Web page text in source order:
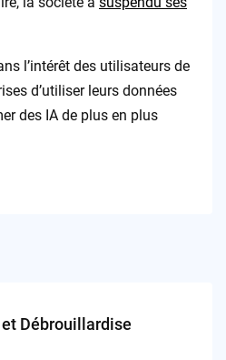
l’intérêt des utilisateurs de
d’utiliser leurs données
des IA de plus en plus
Débrouillardise